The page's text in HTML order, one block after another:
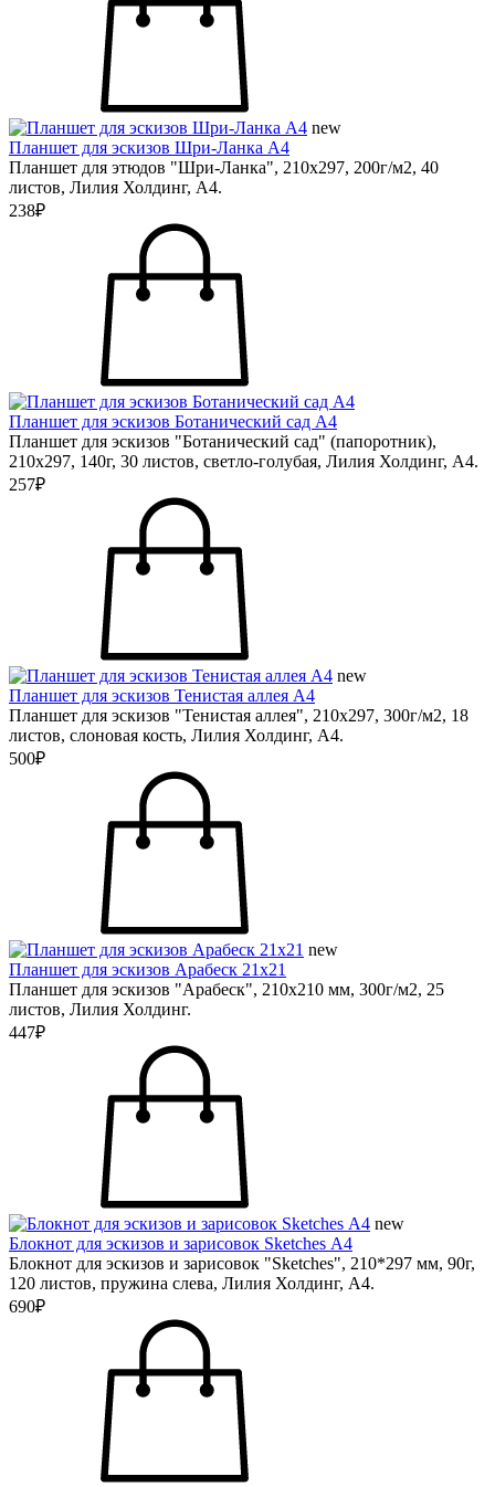
new
Планшет для эскизов Шри-Ланка А4
Планшет для этюдов "Шри-Ланка", 210х297, 200г/м2, 40
листов, Лилия Холдинг, А4.
238₽
Планшет для эскизов Ботанический сад А4
Планшет для эскизов "Ботанический сад" (папоротник),
210х297, 140г, 30 листов, светло-голубая, Лилия Холдинг, А4.
257₽
new
Планшет для эскизов Тенистая аллея А4
Планшет для эскизов "Тенистая аллея", 210х297, 300г/м2, 18
листов, слоновая кость, Лилия Холдинг, А4.
500₽
new
Планшет для эскизов Арабеск 21х21
Планшет для эскизов "Арабеск", 210х210 мм, 300г/м2, 25
листов, Лилия Холдинг.
447₽
new
Блокнот для эскизов и зарисовок Sketches А4
Блокнот для эскизов и зарисовок "Sketches", 210*297 мм, 90г,
120 листов, пружина слева, Лилия Холдинг, А4.
690₽